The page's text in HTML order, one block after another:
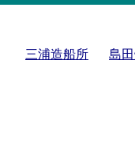
三浦造船所 島